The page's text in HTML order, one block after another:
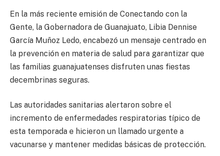
En la más reciente emisión de Conectando con la
Gente, la Gobernadora de Guanajuato, Libia Dennise
García Muñoz Ledo, encabezó un mensaje centrado en
la prevención en materia de salud para garantizar que
las familias guanajuatenses disfruten unas fiestas
decembrinas seguras.
Las autoridades sanitarias alertaron sobre el
incremento de enfermedades respiratorias típico de
esta temporada e hicieron un llamado urgente a
vacunarse y mantener medidas básicas de protección.